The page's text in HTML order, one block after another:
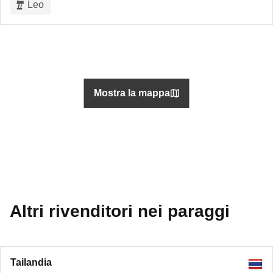
Leo
Mostra la mappa
Altri rivenditori nei paraggi
Tailandia